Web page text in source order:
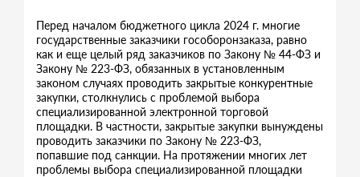
Перед началом бюджетного цикла 2024 г. многие
государственные заказчики гособоронзаказа, равно
как и еще целый ряд заказчиков по Закону № 44-ФЗ и
Закону № 223-ФЗ, обязанных в установленным
законом случаях проводить закрытые конкурентные
закупки, столкнулись с проблемой выбора
специализированной электронной торговой
площадки. В частности, закрытые закупки вынуждены
проводить заказчики по Закону № 223-ФЗ,
попавшие под санкции. На протяжении многих лет
проблемы выбора специализированной площадки